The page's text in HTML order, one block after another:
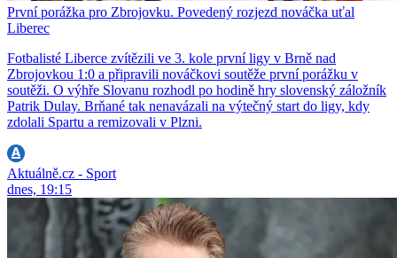
První porážka pro Zbrojovku. Povedený rozjezd nováčka uťal
Liberec
Fotbalisté Liberce zvítězili ve 3. kole první ligy v Brně nad
Zbrojovkou 1:0 a připravili nováčkovi soutěže první porážku v
soutěži. O výhře Slovanu rozhodl po hodině hry slovenský záložník
Patrik Dulay. Brňané tak nenavázali na výtečný start do ligy, kdy
zdolali Spartu a remizovali v Plzni.
Aktuálně.cz - Sport
dnes, 19:15